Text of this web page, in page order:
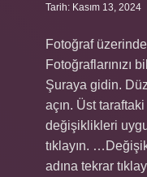
Tarih: Kasım 13, 2024
Fotoğraf
Fotoğraflarınızı
Şuraya gidin.
açın. Üst
değişiklikleri
tıklayın.
adına tekrar